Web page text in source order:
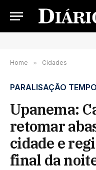
Home » Cidades
PARALISAÇÃO
Upanema:
retomar
cidade e
final da